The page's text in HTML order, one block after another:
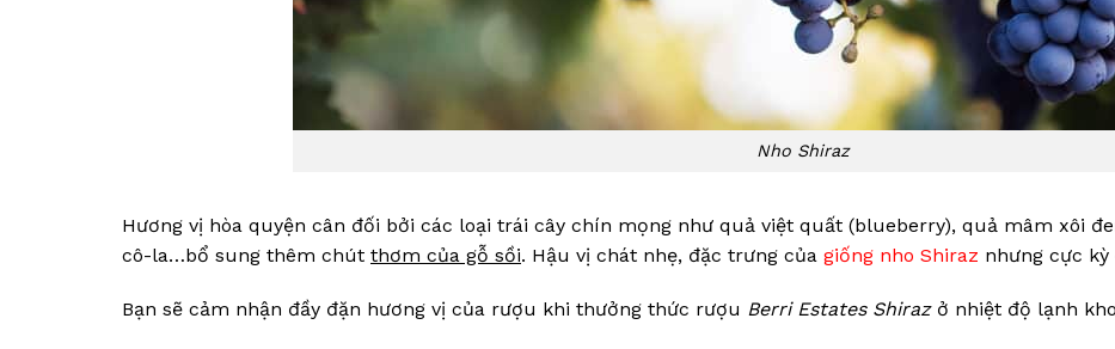
Nho Shiraz
Hương vị hòa quyện cân đối bởi các loại trái cây chín mọng như quả việt quất (blueberry), quả mâm xôi
cô-la…bổ sung thêm chút thơm của gỗ sồi. Hậu vị chát nhẹ, đặc trưng của giống nho Shiraz nhưng cực
Bạn sẽ cảm nhận đầy đặn hương vị của rượu khi thưởng thức rượu Berri Estates Shirazở nhiệt độ lạnh